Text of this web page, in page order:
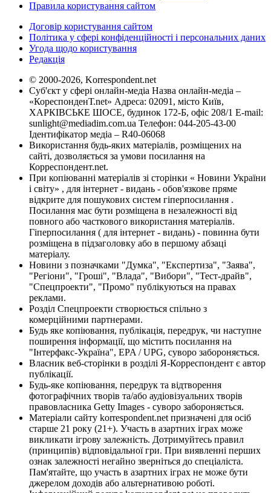
Правила користування сайтом
Договір користування сайтом
Політика у сфері конфіденційності і персональних даних
Угода щодо користування
Редакція
© 2000-2026, Korrespondent.net
Суб'єкт у сфері онлайн-медіа Назва онлайн-медіа –
«КореспонденТ.net» Адреса: 02091, місто Київ,
ХАРКІВСЬКЕ ШОСЕ, будинок 172-Б, офіс 208/1 E-mail:
sunlight@mediadim.com.ua Телефон: 044-205-43-00
Ідентифікатор медіа – R40-06068
Використання будь-яких матеріалів, розміщених на
сайті, дозволяється за умови посилання на
Корреспондент.net.
При копіюванні матеріалів зі сторінки « Новини України
і світу» , для інтернет - видань - обов'язкове пряме
відкрите для пошукових систем гіперпосилання .
Посилання має бути розміщена в незалежності від
повного або часткового використання матеріалів.
Гіперпосилання ( для інтернет - видань) - повинна бути
розміщена в підзаголовку або в першому абзаці
матеріалу.
Новини з позначками "Думка", "Експертиза", "Заява",
"Регіони", "Гроші", "Влада", "Вибори", "Тест-драйв",
"Спецпроекти", "Промо" публікуються на правах
реклами.
Розділ Спецпроекти створюється спільно з
комерційними партнерами.
Будь яке копіювання, публікація, передрук, чи наступне
поширення інформації, що містить посилання на
"Інтерфакс-Україна", EPA / UPG, суворо забороняється.
Власник веб-сторінки в розділі Я-Корреспондент є автор
публікації.
Будь-яке копіювання, передрук та відтворення
фотографічних творів та/або аудіовізуальних творів
правовласника Getty Images - суворо забороняється.
Матеріали сайту korrespondent.net призначені для осіб
старше 21 року (21+). Участь в азартних іграх може
викликати ігрову залежність. Дотримуйтесь правил
(принципів) відповідальної гри. При виявленні перших
ознак залежності негайно зверніться до спеціаліста.
Пам'ятайте, що участь в азартних іграх не може бути
джерелом доходів або альтернативою роботі.